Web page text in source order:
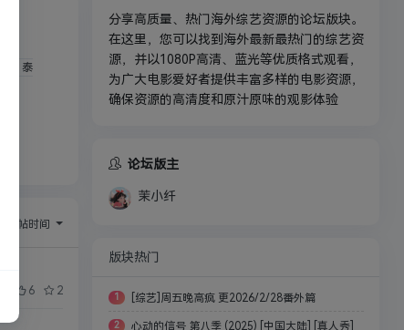
泰
回帖时间
6 2
分享高质量、热门海外综艺资源的论坛版块。
在这里，您可以找到海外最新最热门的综艺资
源，并以1080P高清、蓝光等优质格式观看，
为广大电影爱好者提供丰富多样的电影资源，
确保资源的高清度和原汁原味的观影体验
论坛版主
茉小纤
版块热门
1 [综艺]周五晚高疯 更2026/2/28番外篇
2 心动的信号 第八季 (2025) [中国大陆] [真人秀]